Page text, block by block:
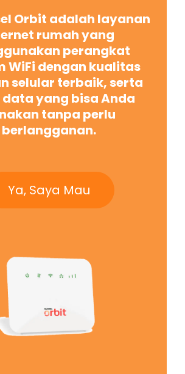
Orbit adalah layanan
rumah yang
perangkat
WiFi dengan kualitas
selular terbaik, serta
yang bisa Anda
tanpa perlu
berlangganan.
Ya, Saya Mau